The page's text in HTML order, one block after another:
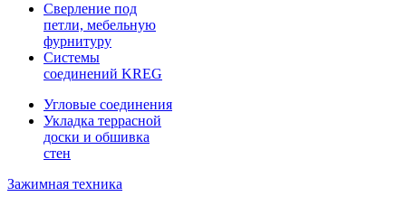
Сверление под
петли, мебельную
фурнитуру
Системы
соединений KREG
Угловые соединения
Укладка террасной
доски и обшивка
стен
Зажимная техника